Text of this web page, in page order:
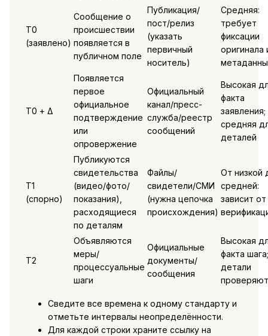
T0
(заявлено)
Сообщение о
происшествии
появляется в
публичном поле
Публикация/
пост/релиз
(указать
первичный
носитель)
Средняя:
требует
фиксации
оригинала
T0 + Δ
Появляется
первое
официальное
подтверждение
или
опровержение
Официальный
канал/пресс-
служба/реестр
сообщений
Высокая
факта
заявления;
средняя
деталей
T1
(спорно)
Публикуются
свидетельства
(видео/фото/
показания),
расходящиеся
по деталям
Файлы/
свидетели/СМИ
(нужна цепочка
происхождения)
От низкой
средней:
зависит от
T2
Объявляются
меры/
процессуальные
шаги
Официальные
документы/
сообщения
Высокая
факта шага;
детали
Сведите все времена к одному стандарту и
отметьте интервалы неопределённости.
Для каждой строки храните ссылку на